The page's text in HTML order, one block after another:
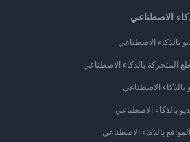
الاصطناعي
بالذكاء الاصطناعي
المتحركة بالذكاء الاصطناعي
بالذكاء الاصطناعي
بالذكاء الاصطناعي
بالذكاء الاصطناعي